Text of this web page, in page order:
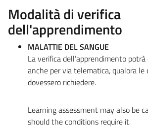
Modalità di verifica
dell'apprendimento
MALATTIE DEL SANGUE
La verifica dell’apprendimento
anche per via telematica, qualora le
dovessero richiedere.
Learning assessment may also be
should the conditions require it.